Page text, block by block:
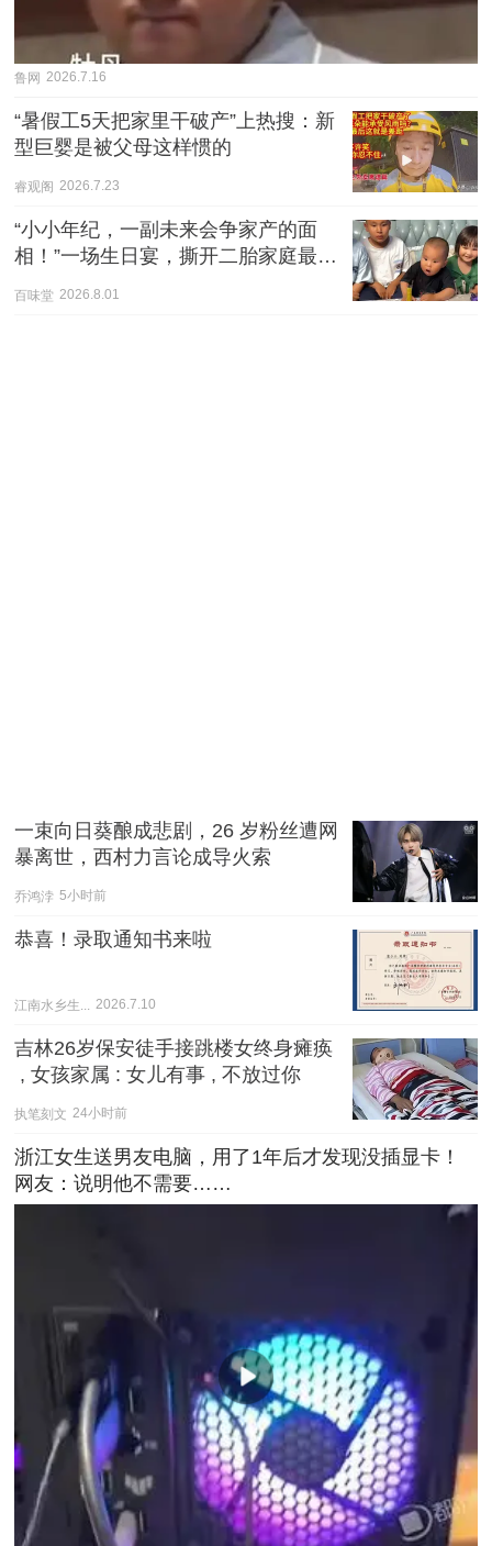
鲁网 2026.7.16
“暑假工5天把家里干破产”上热搜：新
型巨婴是被父母这样惯的
睿观阁 2026.7.23
“小小年纪，一副未来会争家产的面
相！”一场生日宴，撕开二胎家庭最丑
百味堂 2026.8.01
一束向日葵酿成悲剧，26 岁粉丝遭网
暴离世，西村力言论成导火索
乔鸿浡 5小时前
恭喜！录取通知书来啦
江南水乡生... 2026.7.10
吉林26岁保安徒手接跳楼女终身瘫痪
, 女孩家属 : 女儿有事 , 不放过你
执笔刻文 24小时前
浙江女生送男友电脑，用了1年后才发现没插显卡！
网友：说明他不需要……